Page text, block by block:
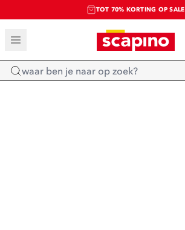
TOT 70% KORTING OP SALE
SALE: LAATSTE KANS!
SHOP NIEUW
Home